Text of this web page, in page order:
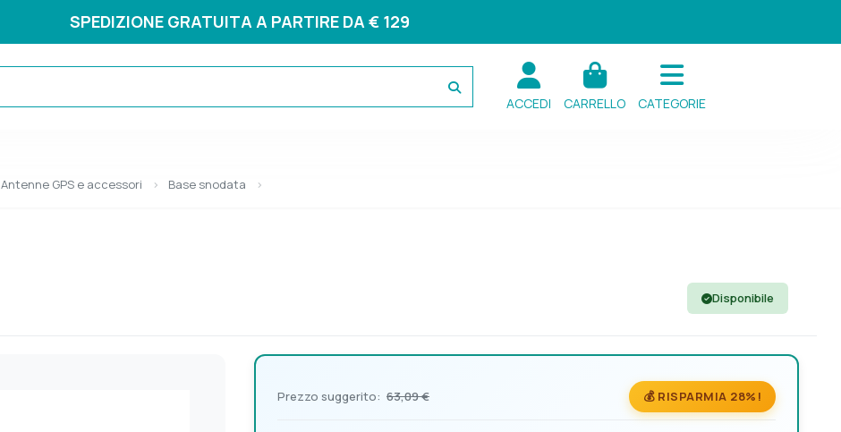
SPEDIZIONE GRATUITA A PARTIRE DA € 129
ACCEDI CARRELLO CATEGORIE
Antenne GPS e accessori Base snodata
Disponibile
Prezzo suggerito: 63,09 € 💰 RISPARMIA 28%!